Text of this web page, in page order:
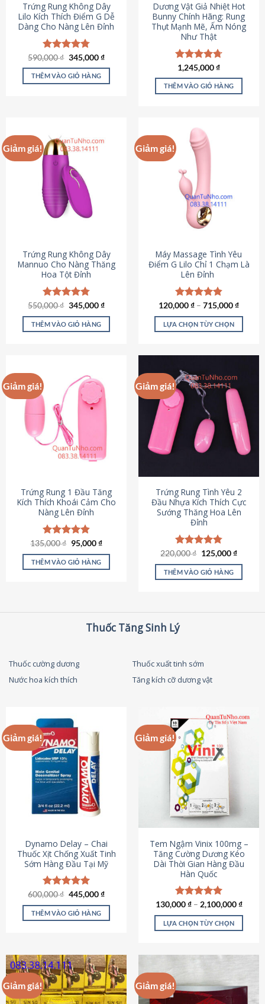
Trứng Rung Không Dây
Lilo Kích Thích Điểm G Dễ
Dàng Cho Nàng Lên Đỉnh
Được xếp
hạng4.79
5 sao
590,000₫ Giá
là:
590,000 ₫.
345,000₫Giá
tại
345,000 ₫.
THÊM VÀO GIỎ HÀNG
Dương Vật Giả Nhiệt Hot
Bunny Chính Hãng: Rung
Thụt Mạnh Mẽ, Ấm Nóng
Như Thật
Được xếp
hạng4.73
5 sao
1,245,000₫
THÊM VÀO GIỎ HÀNG
Giảm giá!
Trứng Rung Không Dây
Mannuo Cho Nàng Thăng
Hoa Tột Đỉnh
Được xếp
hạng4.81
5 sao
550,000₫ Giá
là:
550,000 ₫.
345,000₫Giá
tại
THÊM VÀO GIỎ HÀNG
Giảm giá!
Máy Massage Tình Yêu
Điểm G Lilo Chỉ 1 Chạm Là
Lên Đỉnh
Được xếp
hạng4.85
5 sao
120,000₫ – 715,000₫
LỰA CHỌN TÙY CHỌN
có
nhiều
biến
thể.
Các
tùy
chọn
được
chọn
trên
trang
sản
phẩm
Giảm giá!
Trứng Rung 1 Đầu Tăng
Kích Thích Khoái Cảm Cho
Nàng Lên Đỉnh
Được xếp
hạng4.87
5 sao
135,000₫ Giá
gốc
là:
135,000 ₫.
95,000₫Giá
tại
THÊM VÀO GIỎ HÀNG
Giảm giá!
Trứng Rung Tình Yêu 2
Đầu Nhựa Kích Thích Cực
Sướng Thăng Hoa Lên
Đỉnh
Được xếp
hạng4.79
5 sao
220,000₫ Giá
là:
220,000 ₫.
125,000₫Giá
tại
THÊM VÀO GIỎ HÀNG
Thuốc Tăng Sinh Lý
Thuốc cường dương
Thuốc xuất tinh sớm
Nước hoa kích thích
Tăng kích cỡ dương vật
Giảm giá!
Dynamo Delay – Chai
Thuốc Xịt Chống Xuất Tinh
Sớm Hàng Đầu Tại Mỹ
Được xếp
hạng5.00
5 sao
600,000₫ Giá
là:
600,000 ₫.
445,000₫Giá
tại
THÊM VÀO GIỎ HÀNG
Giảm giá!
Tem Ngậm Vinix 100mg –
Tăng Cường Dương Kéo
Dài Thời Gian Hàng Đầu
Hàn Quốc
Được xếp
hạng5.00
5 sao
130,000₫– 2,100,000₫
LỰA CHỌN TÙY CHỌN
nhiều
biến
Giảm giá! Giảm giá!